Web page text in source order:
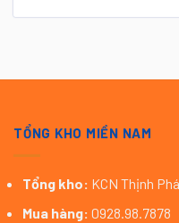
TỔNG KHO MIỀN NAM
Tổng kho: KCN Thịnh
Mua hàng: 0928.98.7878